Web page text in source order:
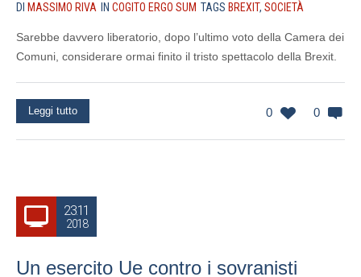
DI MASSIMO RIVA IN COGITO ERGO SUM TAGS BREXIT, SOCIETÀ
Sarebbe davvero liberatorio, dopo l’ultimo voto della Camera dei
Comuni, considerare ormai finito il tristo spettacolo della Brexit.
0 0
Leggi tutto
23.11
2018
Un esercito Ue contro i sovranisti